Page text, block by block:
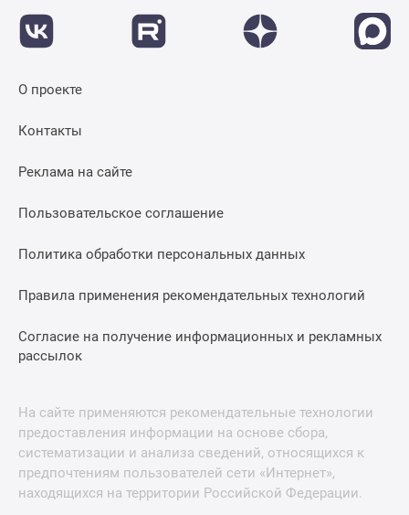
О проекте
Контакты
Реклама на сайте
Пользовательское соглашение
Политика обработки персональных данных
Правила применения рекомендательных технологий
Согласие на получение информационных и рекламных
рассылок
На сайте применяются рекомендательные технологии
предоставления информации на основе сбора,
систематизации и анализа сведений, относящихся к
предпочтениям пользователей сети «Интернет»,
находящихся на территории Российской Федерации.